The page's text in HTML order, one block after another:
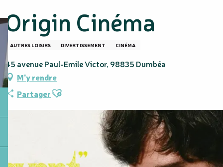
Origin Cinéma
AUTRES LOISIRS DIVERTISSEMENT CINÉMA
45 avenue Paul-Emile Victor, 98835 Dumbéa
M'y rendre
PartagerAjouter aux favoris